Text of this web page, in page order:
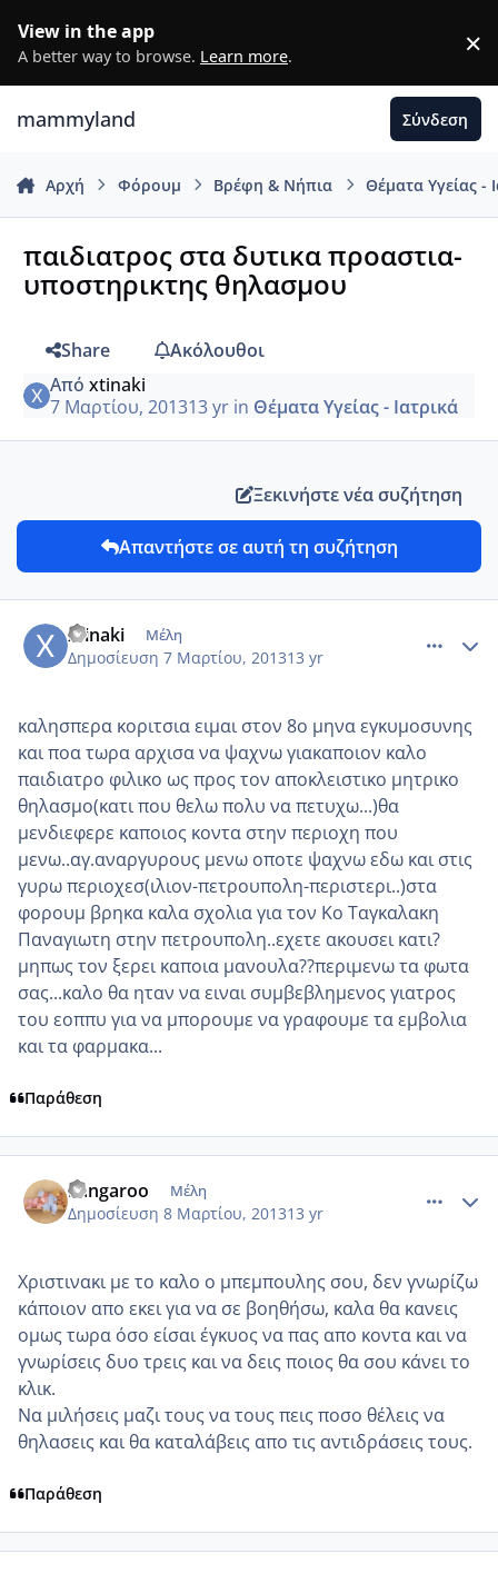
View in the app
A better way to browse. Learn more. ×
mammyland Σύνδεση
Αρχή Φόρουμ Βρέφη & Νήπια Θέματα Υγείας -
παιδιατρος στα δυτικα προαστια-
υποστηρικτης θηλασμου
Share
Ακόλουθοι
Από xtinaki
7 Μαρτίου, 201313 yrin Θέματα Υγείας - Ιατρικά
Ξεκινήστε νέα συζήτηση
Απαντήστε σε αυτή τη συζήτηση
xtinaki Μέλη
Δημοσίευση 7 Μαρτίου, 201313 yr
καλησπερα κοριτσια ειμαι στον 8ο μηνα εγκυμοσυνης
και ποα τωρα αρχισα να ψαχνω γιακαποιον καλο
παιδιατρο φιλικο ως προς τον αποκλειστικο μητρικο
θηλασμο(κατι που θελω πολυ να πετυχω...)θα
μενδιεφερε καποιος κοντα στην περιοχη που
μενω..αγ.αναργυρους μενω οποτε ψαχνω εδω και στις
γυρω περιοχεσ(ιλιον-πετρουπολη-περιστερι..)στα
φορουμ βρηκα καλα σχολια για τον Κο Ταγκαλακη
Παναγιωτη στην πετρουπολη..εχετε ακουσει κατι?
μηπως τον ξερει καποια μανουλα??περιμενω τα φωτα
σας...καλο θα ηταν να ειναι συμβεβλημενος γιατρος
του εοππυ για να μπορουμε να γραφουμε τα εμβολια
και τα φαρμακα...
Παράθεση
kangaroo Μέλη
Δημοσίευση 8 Μαρτίου, 201313 yr
Χριστινακι με το καλο ο μπεμπουλης σου, δεν γνωρίζω
κάποιον απο εκει για να σε βοηθήσω, καλα θα κανεις
ομως τωρα όσο είσαι έγκυος να πας απο κοντα και να
γνωρίσεις δυο τρεις και να δεις ποιος θα σου κάνει το
κλικ.
Να μιλήσεις μαζι τους να τους πεις ποσο θέλεις να
θηλασεις και θα καταλάβεις απο τις αντιδράσεις τους.
Παράθεση